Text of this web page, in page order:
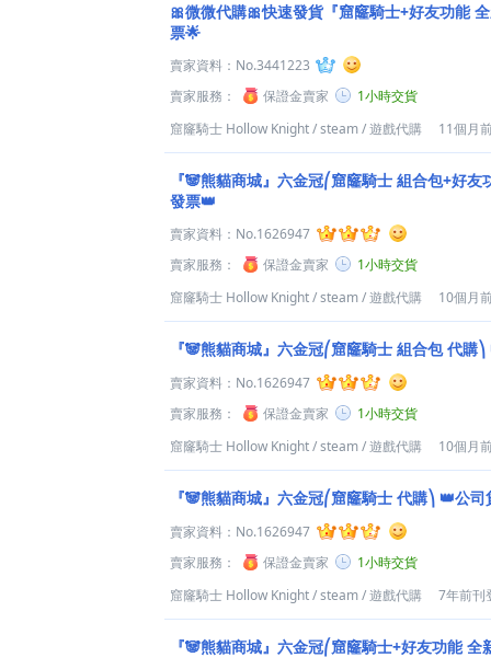
🎀微微代購🎀快速發貨『窟窿騎士+好友功能
票🌟
賣家資料： No.3441223
賣家服務：
保證金賣家
1小時交貨
窟窿騎士 Hollow Knight/steam/遊戲代購 11個月
『🐼熊貓商城』六金冠⎛窟窿騎士 組合包+好
發票👑
賣家資料： No.1626947
賣家服務：
保證金賣家
1小時交貨
窟窿騎士 Hollow Knight/steam/遊戲代購 10個月
『🐼熊貓商城』六金冠⎛窟窿騎士 組合包 代購
賣家資料： No.1626947
賣家服務：
保證金賣家
1小時交貨
窟窿騎士 Hollow Knight/steam/遊戲代購 10個月
『🐼熊貓商城』六金冠⎛窟窿騎士 代購⎞ 👑公
賣家資料： No.1626947
賣家服務：
保證金賣家
1小時交貨
窟窿騎士 Hollow Knight/steam/遊戲代購 7年前刊
『🐼熊貓商城』六金冠⎛窟窿騎士+好友功能 全